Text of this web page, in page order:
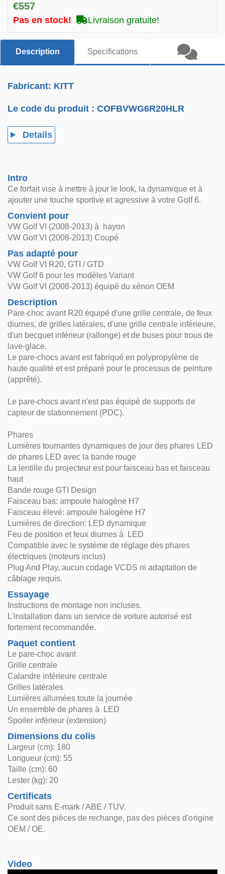
€557
Pas en stock! Livraison gratuite!
Description Specifications
Fabricant: KITT
Le code du produit :COFBVWG6R20HLR
Details
Intro
Ce forfait vise à mettre à jour le look, la dynamique et à
ajouter une touche sportive et agressive à votre Golf 6.
Convient pour
VW Golf VI (2008-2013) à hayon
VW Golf VI (2008-2013) Coupé
Pas adapté pour
VW Golf VI R20, GTI / GTD
VW Golf 6 pour les modèles Variant
VW Golf VI (2008-2013) équipé du xénon OEM
Description
Pare-choc avant R20 équipé d'une grille centrale, de feux
diurnes, de grilles latérales, d'une grille centrale inférieure,
d'un becquet inférieur (rallonge) et de buses pour trous de
lave-glace.
Le pare-chocs avant est fabriqué en polypropylène de
haute qualité et est préparé pour le processus de peinture
(apprêté).
Le pare-chocs avant n'est pas équipé de supports de
capteur de stationnement (PDC).
Phares
Lumières tournantes dynamiques de jour des phares LED
de phares LED avec la bande rouge
La lentille du projecteur est pour faisceau bas et faisceau
haut
Bande rouge GTI Design
Faisceau bas: ampoule halogène H7
Faisceau élevé: ampoule halogène H7
Lumières de direction: LED dynamique
Feu de position et feux diurnes à LED
Compatible avec le système de réglage des phares
électriques (moteurs inclus)
Plug And Play, aucun codage VCDS ni adaptation de
câblage requis.
Essayage
Instructions de montage non incluses.
L'installation dans un service de voiture autorisé est
fortement recommandée.
Paquet contient
Le pare-choc avant
Grille centrale
Calandre inférieure centrale
Grilles latérales
Lumières allumées toute la journée
Un ensemble de phares à LED
Spoiler inférieur (extension)
Dimensions du colis
Largeur (cm): 180
Longueur (cm): 55
Taille (cm): 60
Lester (kg): 20
Certificats
Produit sans E-mark / ABE / TUV.
Ce sont des pièces de rechange, pas des pièces d'origine
OEM / OE.
Video